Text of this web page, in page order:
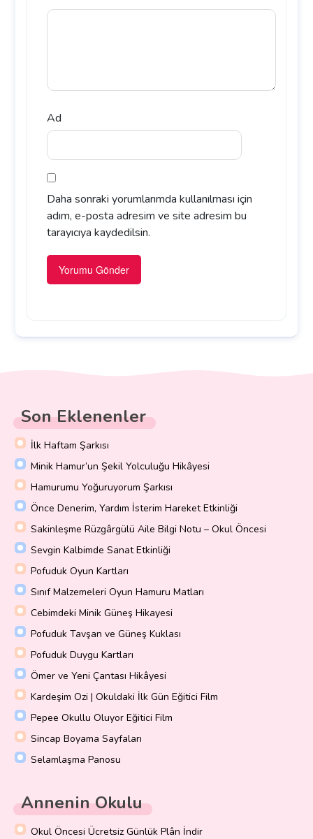
Ad
Daha sonraki yorumlarımda kullanılması için
adım, e-posta adresim ve site adresim bu
tarayıcıya kaydedilsin.
Son Eklenenler
İlk Haftam Şarkısı
Minik Hamur’un Şekil Yolculuğu Hikâyesi
Hamurumu Yoğuruyorum Şarkısı
Önce Denerim, Yardım İsterim Hareket Etkinliği
Sakinleşme Rüzgârgülü Aile Bilgi Notu – Okul Öncesi
Sevgin Kalbimde Sanat Etkinliği
Pofuduk Oyun Kartları
Sınıf Malzemeleri Oyun Hamuru Matları
Cebimdeki Minik Güneş Hikayesi
Pofuduk Tavşan ve Güneş Kuklası
Pofuduk Duygu Kartları
Ömer ve Yeni Çantası Hikâyesi
Kardeşim Ozi | Okuldaki İlk Gün Eğitici Film
Pepee Okullu Oluyor Eğitici Film
Sincap Boyama Sayfaları
Selamlaşma Panosu
Annenin Okulu
Okul Öncesi Ücretsiz Günlük Plân İndir